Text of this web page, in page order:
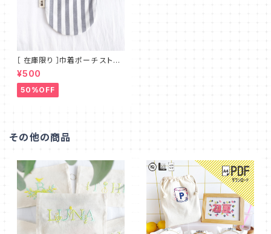
［ 在庫限り ］巾着ポーチ ストラ
イプ コロンと可愛い丸底 シンプ
ルで使いやすいマチのないフラッ
トタイプ MT_001
¥500
50%OFF
その他の商品